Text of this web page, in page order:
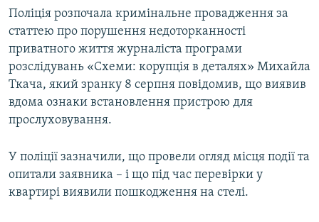
Поліція розпочала кримінальне провадження за
статтею про порушення недоторканності
приватного життя журналіста програми
розслідувань «Схеми: корупція в деталях» Михайла
Ткача, який зранку 8 серпня повідомив, що виявив
вдома ознаки встановлення пристрою для
прослуховування.
У поліції зазначили, що провели огляд місця події та
опитали заявника – і що під час перевірки у
квартирі виявили пошкодження на стелі.